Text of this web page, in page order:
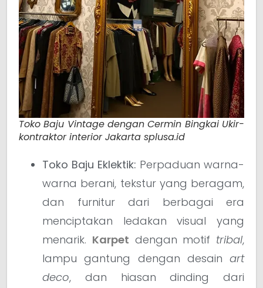
Toko Baju Vintage dengan Cermin Bingkai Ukir-
kontraktor interior Jakarta splusa.id
Toko Baju Eklektik: Perpaduan warna-
warna berani, tekstur yang beragam,
dan furnitur dari berbagai era
menciptakan ledakan visual yang
menarik. Karpet dengan motif tribal,
lampu gantung dengan desain art
deco, dan hiasan dinding dari